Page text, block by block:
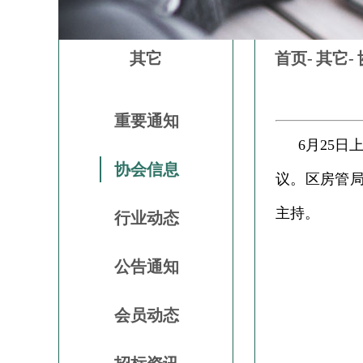
其它
重要通知
协会信息
行业动态
公告通知
会员动态
首页- 其它-
6月25日
议。区房管
主持。